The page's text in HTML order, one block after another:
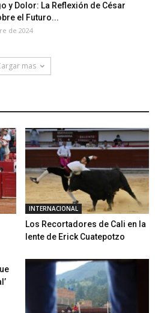
y Dolor: La Reflexión de César
el Futuro...
de 2024
mas
INTERNACIONAL
Los Recortadores de Cali en la
lente de Erick Cuatepotzo